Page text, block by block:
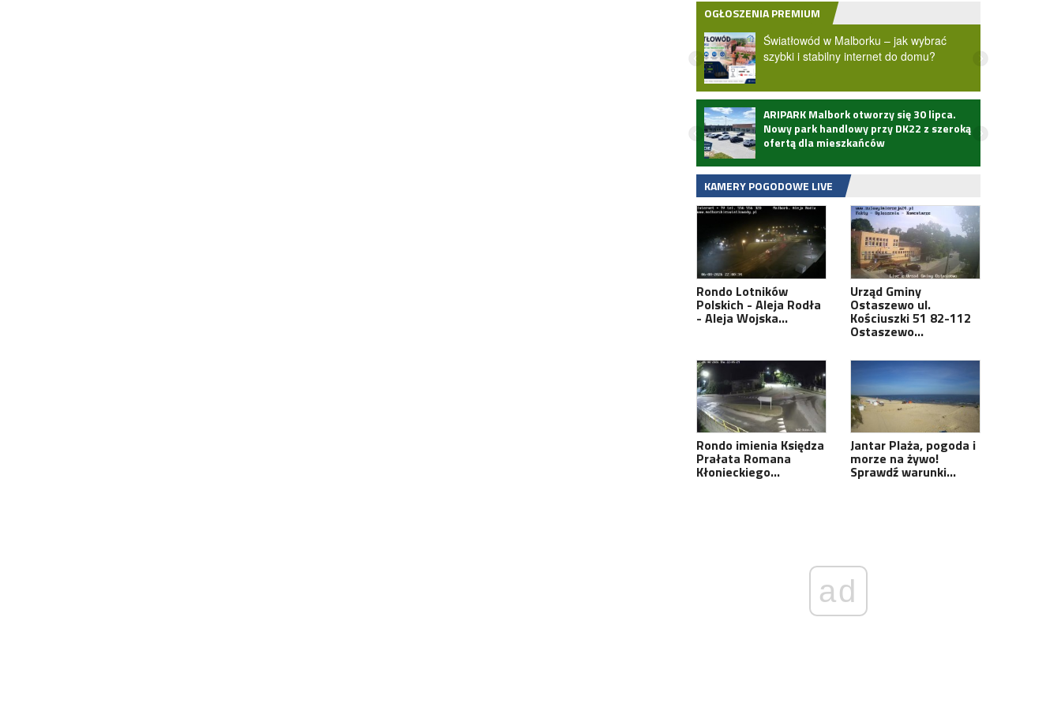
OGŁOSZENIA PREMIUM
Światłowód w Malborku – jak wybrać
szybki i stabilny internet do domu?
ARIPARK Malbork otworzy się 30 lipca.
Nowy park handlowy przy DK22 z szeroką
ofertą dla mieszkańców
KAMERY POGODOWE LIVE
Rondo Lotników
Polskich - Aleja Rodła
- Aleja Wojska…
Urząd Gminy
Ostaszewo ul.
Kościuszki 51 82-112
Ostaszewo…
Rondo imienia Księdza
Prałata Romana
Kłonieckiego…
Jantar Plaża, pogoda i
morze na żywo!
Sprawdź warunki…
ad